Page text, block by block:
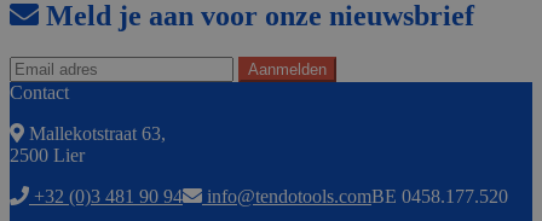
Meld je aan voor onze nieuwsbrief
Contact
Mallekotstraat 63,
2500 Lier
+32 (0)3 481 90 94
info@tendotools.comBE 0458.177.520